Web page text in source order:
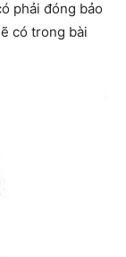
phải đóng bảo
có trong bài